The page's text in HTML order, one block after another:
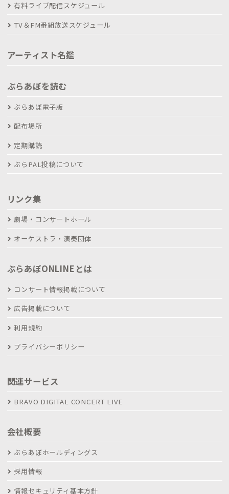
有料ライブ配信スケジュール
TV＆FM番組放送スケジュール
アーティスト名鑑
ぶらあぼを読む
ぶらあぼ電子版
配布場所
定期購読
ぶらPAL投稿について
リンク集
劇場・コンサートホール
オーケストラ・演奏団体
ぶらあぼONLINEとは
コンサート情報掲載について
広告掲載について
利用規約
プライバシーポリシー
関連サービス
BRAVO DIGITAL CONCERT LIVE
会社概要
ぶらあぼホールディングス
採用情報
情報セキュリティ基本方針